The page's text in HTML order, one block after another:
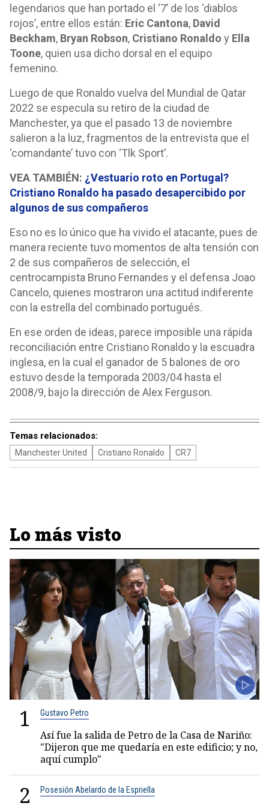
legendarios que han portado el ‘7’ de los ‘diablos
rojos’, entre ellos están: Eric Cantona, David
Beckham, Bryan Robson, Cristiano Ronaldo y Ella
Toone, quien usa dicho dorsal en el equipo
femenino.
Luego de que Ronaldo vuelva del Mundial de Qatar
2022 se especula su retiro de la ciudad de
Manchester, ya que el pasado 13 de noviembre
salieron a la luz, fragmentos de la entrevista que el
‘comandante’ tuvo con ‘Tlk Sport’.
VEA TAMBIÉN: ¿Vestuario roto en Portugal?
Cristiano Ronaldo ha pasado desapercibido por
algunos de sus compañeros
Eso no es lo único que ha vivido el atacante, pues de
manera reciente tuvo momentos de alta tensión con
2 de sus compañeros de selección, el
centrocampista Bruno Fernandes y el defensa Joao
Cancelo, quienes mostraron una actitud indiferente
con la estrella del combinado portugués.
En ese orden de ideas, parece imposible una rápida
reconciliación entre Cristiano Ronaldo y la escuadra
inglesa, en la cual el ganador de 5 balones de oro
estuvo desde la temporada 2003/04 hasta el
2008/9, bajo la dirección de Alex Ferguson.
Temas relacionados:
Manchester United Cristiano Ronaldo CR7
Lo más visto
1 Gustavo Petro
Así fue la salida de Petro de la Casa de Nariño:
"Dijeron que me quedaría en este edificio; y no,
aquí cumplo"
2 Posesión Abelardo de la Espriella